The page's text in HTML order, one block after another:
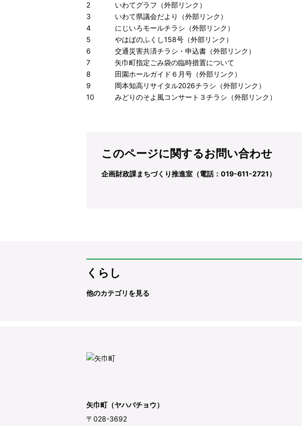
2
いわてグラフ （外部リンク）
3
いわて県議会だより （外部リンク）
4
にじいろモールチラシ （外部リンク）
5
やはばのふくし158号 （外部リンク）
6
交通災害共済チラシ・申込書 （外部リンク）
7
矢巾町指定ごみ袋の臨時措置について
8
田園ホールガイド６月号 （外部リンク）
9
岡本知高リサイタル2026チラシ （外部リンク）
10
みどりのそよ風コンサート３チラシ （外部リンク）
このページに関するお問い合わせ
企画財政課まちづくり推進室（電話：019-611-2721）
くらし
他のカテゴリを見る
矢巾町（ヤハバチョウ）
〒028-3692